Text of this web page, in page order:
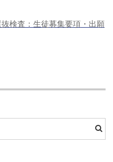
検査：生徒募集要項・出願